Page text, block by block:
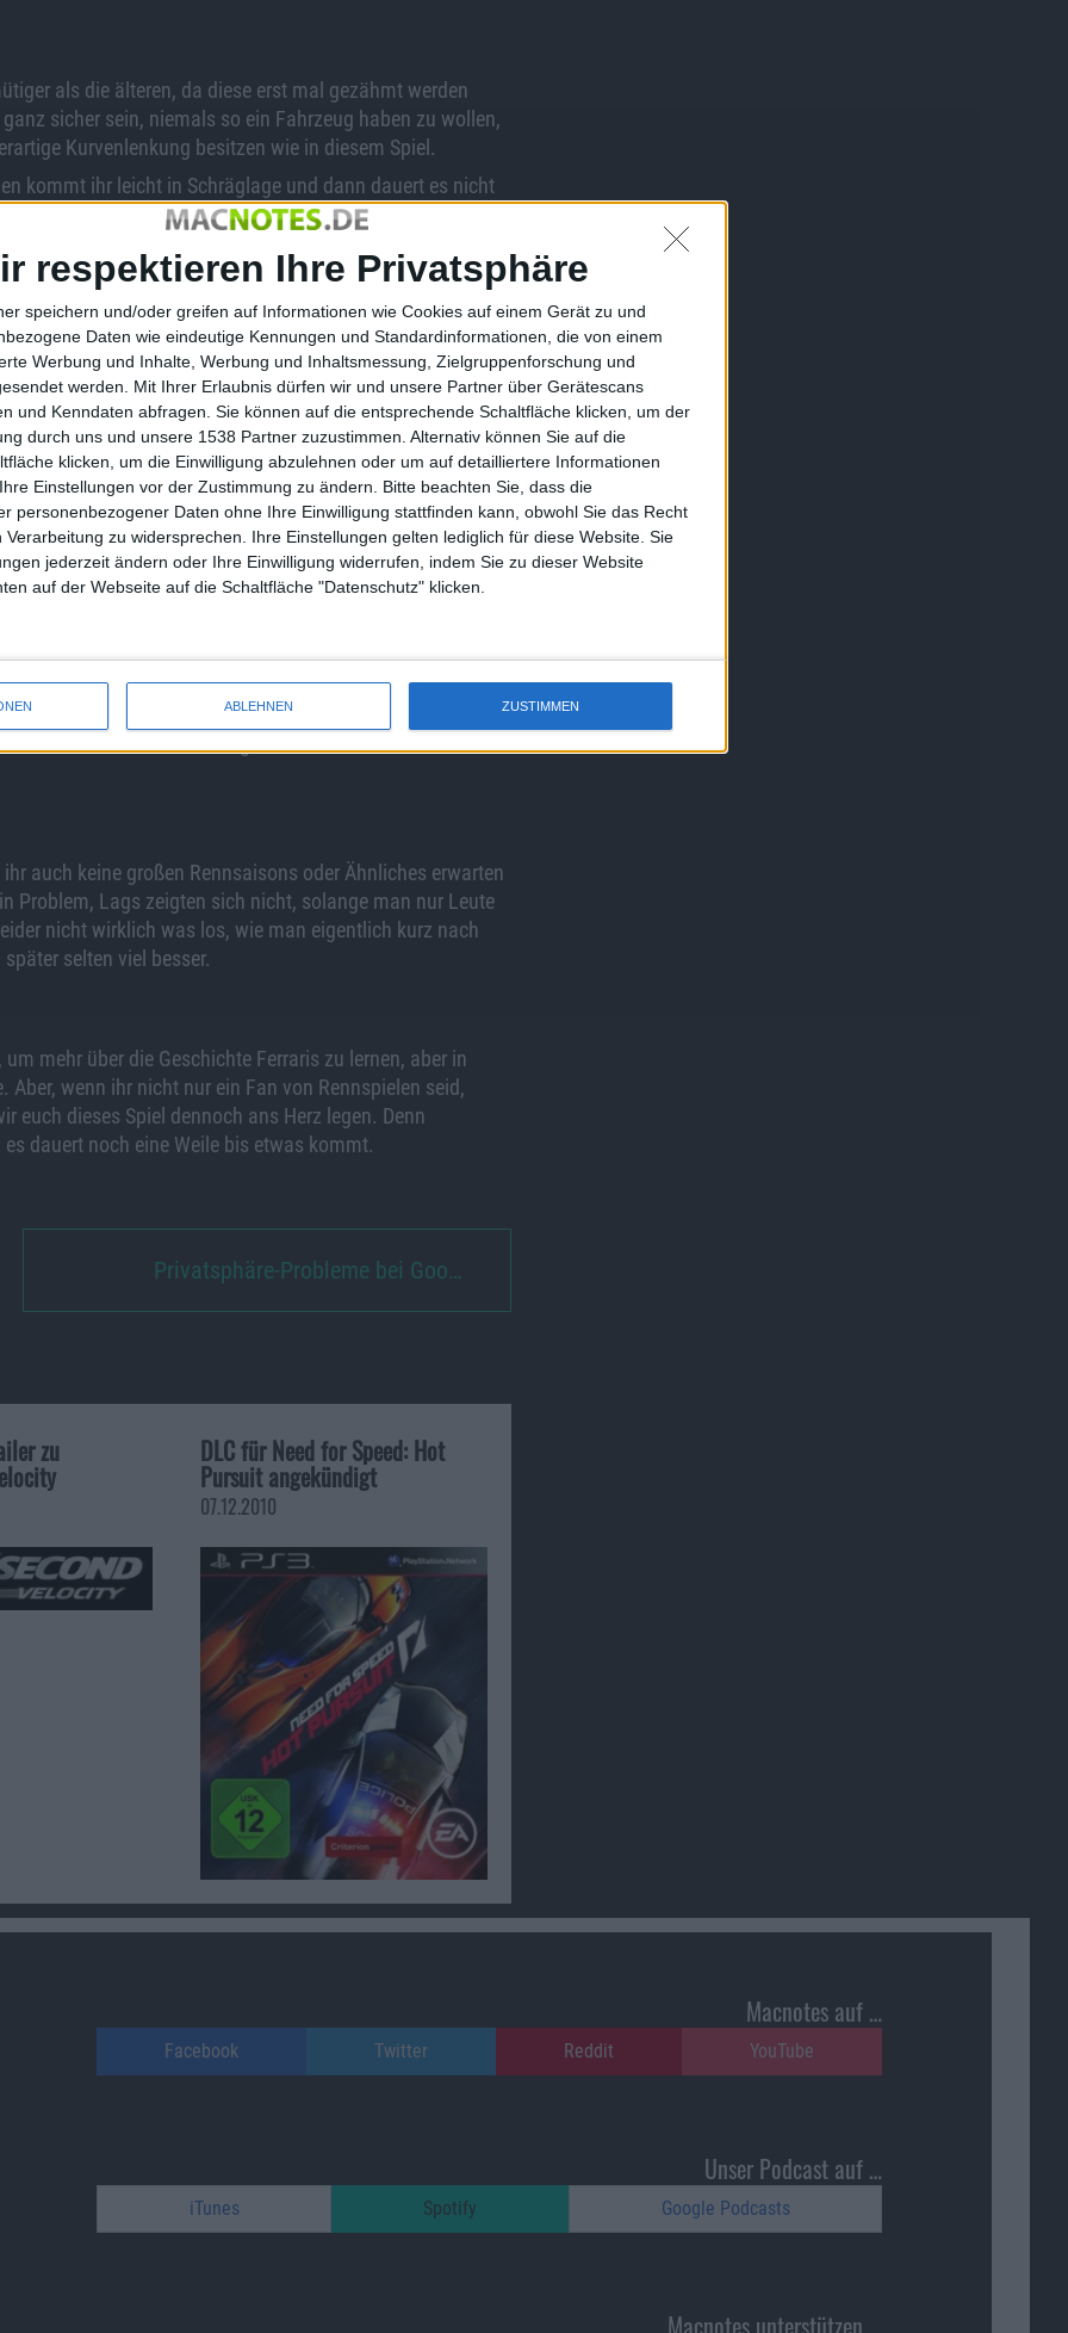
respektieren Ihre Privatsphäre
speichern und/oder greifen auf Informationen wie Cookies auf einem Gerät zu und
Daten wie eindeutige Kennungen und Standardinformationen, die von einem
Werbung und Inhalte, Werbung und Inhaltsmessung, Zielgruppenforschung und
werden.
Mit Ihrer Erlaubnis dürfen wir und unsere Partner über Gerätescans
und Kenndaten abfragen. Sie können auf die entsprechende Schaltfläche klicken, um der
durch uns und unsere 1538 Partner zuzustimmen. Alternativ können Sie auf die
klicken, um die Einwilligung abzulehnen oder um auf detailliertere Informationen
Einstellungen vor der Zustimmung zu ändern.
Bitte beachten Sie, dass die
personenbezogener Daten ohne Ihre Einwilligung stattfinden kann, obwohl Sie das Recht
Verarbeitung zu widersprechen. Ihre Einstellungen gelten lediglich für diese Website. Sie
jederzeit ändern oder Ihre Einwilligung widerrufen, indem Sie zu dieser Website
auf der Webseite auf die Schaltfläche "Datenschutz" klicken.
ABLEHNEN ZUSTIMMEN
als die älteren, da diese erst mal gezähmt werden
sicher sein, niemals so ein Fahrzeug haben zu wollen,
Kurvenlenkung besitzen wie in diesem Spiel.
kommt ihr leicht in Schräglage und dann dauert es nicht
Modellen mit eingeschalteten Hilfen lässt sich
Funktionen oder ähnliche Hilfen lässt sich da vor
roten Sportwagen zum Einsatz kommen, kaum noch
realistisch.
nicht einmal auf die Handbremse zurückgreifen
komplett zu verreißen. Diese Freude wird durch besagte KI
drängelt und rempelt, während ihr selbst bei jedem
hübsch modelliert. Dass jedoch weit mehr möglich ist,
Forza, GT oder Shift liegen alle weit vorn, sodass Ferrari
eher wie ein veraltetes Spiel aus vergangenen
den ersten Sekunden der frühen Rennen Nostalgie
durch das gesamte Spiel vermittelt wird.
wer eine Anlage zu Hause stehen hat, sollte diese bei
des Motors ein richtig schönes
auch keine großen Rennsaisons oder Ähnliches erwarten
Problem, Lags zeigten sich nicht, solange man nur Leute
nicht wirklich was los, wie man eigentlich kurz nach
selten viel besser.
mehr über die Geschichte Ferraris zu lernen, aber in
wenn ihr nicht nur ein Fan von Rennspielen seid,
euch dieses Spiel dennoch ans Herz legen. Denn
dauert noch eine Weile bis etwas kommt.
Privatsphäre-Probleme bei Goo…
zu DLC für Need for Speed: Hot
Pursuit angekündigt
07.12.2010
Macnotes auf …
Facebook Twitter Reddit YouTube
Unser Podcast auf …
iTunes Spotify Google Podcasts
Macnotes unterstützen …